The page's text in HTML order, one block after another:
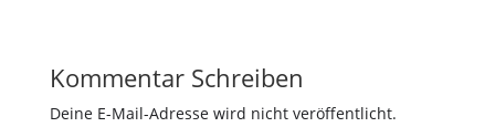
Kommentar Schreiben
Deine E-Mail-Adresse wird nicht veröffentlicht.